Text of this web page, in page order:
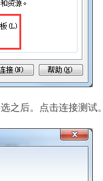
之后。点击连接测试。